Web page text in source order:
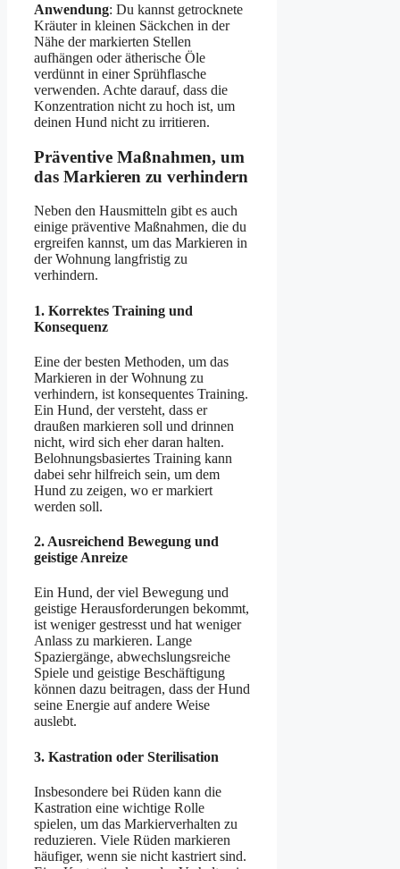
Anwendung: Du kannst getrocknete
Kräuter in kleinen Säckchen in der
Nähe der markierten Stellen
aufhängen oder ätherische Öle
verdünnt in einer Sprühflasche
verwenden. Achte darauf, dass die
Konzentration nicht zu hoch ist, um
deinen Hund nicht zu irritieren.
Präventive Maßnahmen, um
das Markieren zu verhindern
Neben den Hausmitteln gibt es auch
einige präventive Maßnahmen, die du
ergreifen kannst, um das Markieren in
der Wohnung langfristig zu
verhindern.
1. Korrektes Training und
Konsequenz
Eine der besten Methoden, um das
Markieren in der Wohnung zu
verhindern, ist konsequentes Training.
Ein Hund, der versteht, dass er
draußen markieren soll und drinnen
nicht, wird sich eher daran halten.
Belohnungsbasiertes Training kann
dabei sehr hilfreich sein, um dem
Hund zu zeigen, wo er markiert
werden soll.
2. Ausreichend Bewegung und
geistige Anreize
Ein Hund, der viel Bewegung und
geistige Herausforderungen bekommt,
ist weniger gestresst und hat weniger
Anlass zu markieren. Lange
Spaziergänge, abwechslungsreiche
Spiele und geistige Beschäftigung
können dazu beitragen, dass der Hund
seine Energie auf andere Weise
auslebt.
3. Kastration oder Sterilisation
Insbesondere bei Rüden kann die
Kastration eine wichtige Rolle
spielen, um das Markierverhalten zu
reduzieren. Viele Rüden markieren
häufiger, wenn sie nicht kastriert sind.